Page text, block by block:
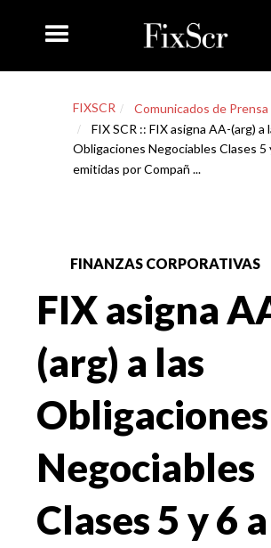
FIXSCR
Comunicados de Prensa
FIX SCR :: FIX asigna AA-(arg) a
Obligaciones Negociables Clases 5
emitidas por Compañ ...
FINANZAS CORPORATIVAS
FIX asigna
(arg) a las
Obligaciones
Negociables
Clases 5 y 6